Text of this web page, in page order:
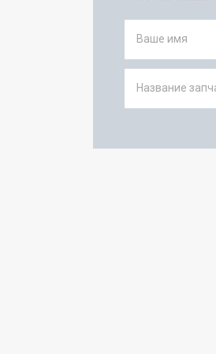
Ваше имя
Название